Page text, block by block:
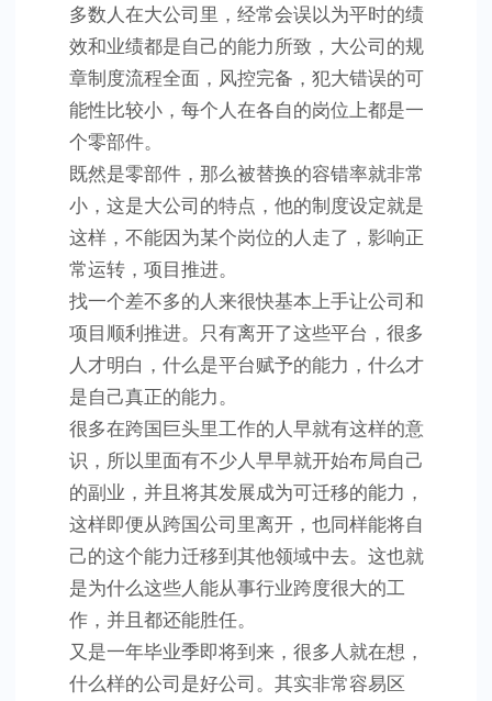
多数人在大公司里，经常会误以为平时的绩
效和业绩都是自己的能力所致，大公司的规
章制度流程全面，风控完备，犯大错误的可
能性比较小，每个人在各自的岗位上都是一
个零部件。
既然是零部件，那么被替换的容错率就非常
小，这是大公司的特点，他的制度设定就是
这样，不能因为某个岗位的人走了，影响正
常运转，项目推进。
找一个差不多的人来很快基本上手让公司和
项目顺利推进。只有离开了这些平台，很多
人才明白，什么是平台赋予的能力，什么才
是自己真正的能力。
很多在跨国巨头里工作的人早就有这样的意
识，所以里面有不少人早早就开始布局自己
的副业，并且将其发展成为可迁移的能力，
这样即便从跨国公司里离开，也同样能将自
己的这个能力迁移到其他领域中去。这也就
是为什么这些人能从事行业跨度很大的工
作，并且都还能胜任。
又是一年毕业季即将到来，很多人就在想，
什么样的公司是好公司。其实非常容易区